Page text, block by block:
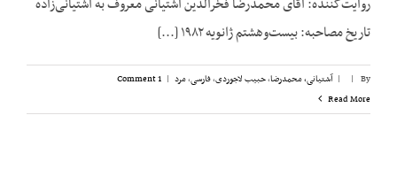
تاریخ مصاحبه: بیست‌وهشتم ژانویه ۱۹۸۲ [...]
By
|
| آشتیانی، محمدرضا,حبیب لاجوردی,فارسی,مرد |
1 Comment
Read More